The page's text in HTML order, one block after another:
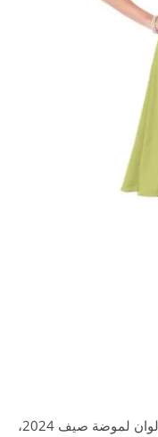
يأتي اللون الأزرق السماوي على قائمة الألوان لموضة صيف 2024،